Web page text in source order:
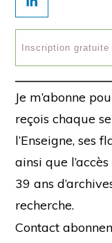
Je m’abonne
reçois chaque
l’Enseigne, ses
ainsi que
39 ans
recherche.
Contact